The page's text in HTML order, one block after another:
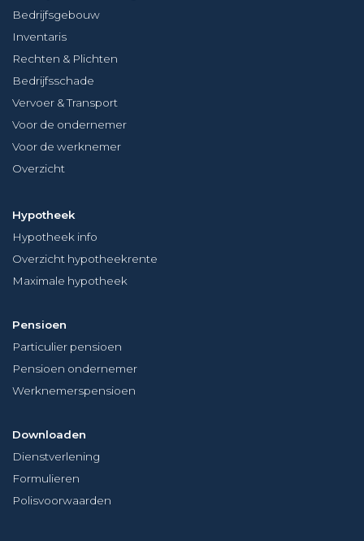
Bedrijfsgebouw
Inventaris
Rechten & Plichten
Bedrijfsschade
Vervoer & Transport
Voor de ondernemer
Voor de werknemer
Overzicht
Hypotheek
Hypotheek info
Overzicht hypotheekrente
Maximale hypotheek
Pensioen
Particulier pensioen
Pensioen ondernemer
Werknemerspensioen
Downloaden
Dienstverlening
Formulieren
Polisvoorwaarden